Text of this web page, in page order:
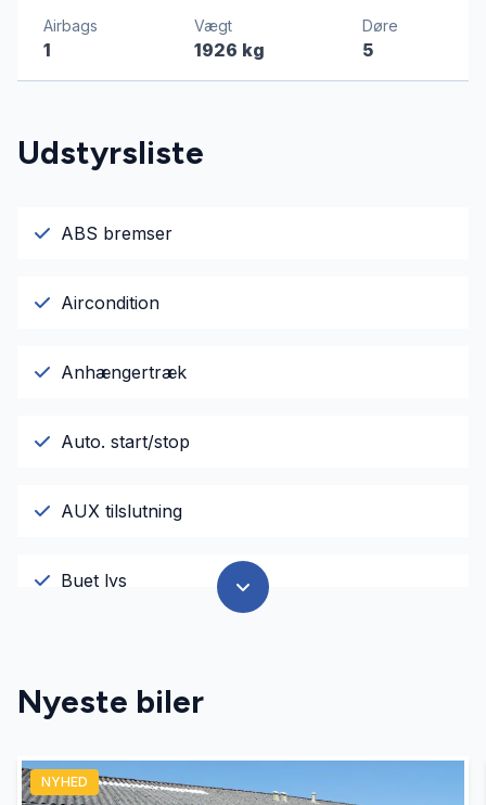
Airbags
1
Vægt
1926 kg
Døre
5
Udstyrsliste
ABS bremser
Aircondition
Anhængertræk
Auto. start/stop
AUX tilslutning
Buet lys
El-spejle
Fartpilot
Nyeste biler
NYHED